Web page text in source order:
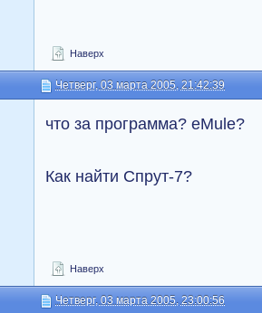
Наверх
Четверг, 03 марта 2005, 21:42:39
что за программа? eMule?
Как найти Спрут-7?
Наверх
Четверг, 03 марта 2005, 23:00:56